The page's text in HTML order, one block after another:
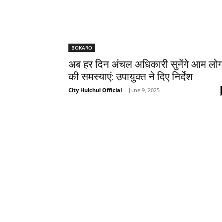
BOKARO
अब हर दिन अंचल अधिकारी सुनेंगे आम
की समस्याएं: उपायुक्त ने दिए निर्देश
City Hulchul Official - June 9, 2025